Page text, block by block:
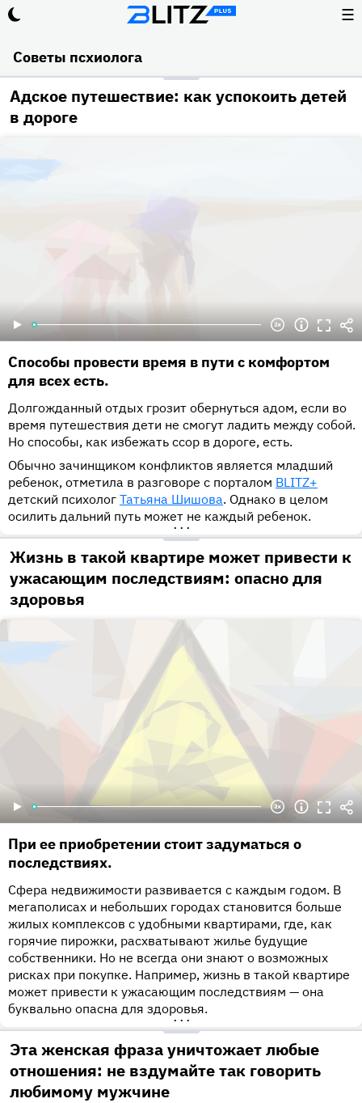
☰
Советы псхиолога
Адское путешествие: как успокоить детей
в дороге
Способы провести время в пути с комфортом
для всех есть.
Долгожданный отдых грозит обернуться адом, если во
время путешествия дети не смогут ладить между собой.
Но способы, как избежать ссор в дороге, есть.
Обычно зачинщиком конфликтов является младший
ребенок, отметила в разговоре с порталом BLITZ+
детский психолог Татьяна Шишова. Однако в целом
осилить дальний путь может не каждый ребенок.
•••
Жизнь в такой квартире может привести к
ужасающим последствиям: опасно для
здоровья
При ее приобретении стоит задуматься о
последствиях.
Сфера недвижимости развивается с каждым годом. В
мегаполисах и небольших городах становится больше
жилых комплексов с удобными квартирами, где, как
горячие пирожки, расхватывают жилье будущие
собственники. Но не всегда они знают о возможных
рисках при покупке. Например, жизнь в такой квартире
может привести к ужасающим последствиям — она
буквально опасна для здоровья.
•••
Эта женская фраза уничтожает любые
отношения: не вздумайте так говорить
любимому мужчине